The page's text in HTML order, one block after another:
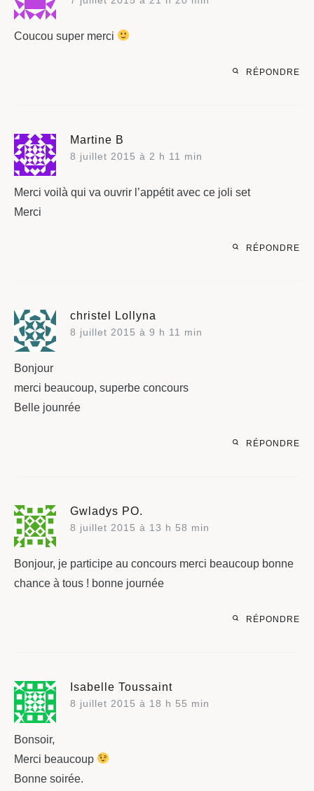
Coucou super merci
RÉPONDRE
Martine B
8 juillet 2015 à 2 h 11 min
Merci voilà qui va ouvrir l’appétit avec ce joli set
Merci
RÉPONDRE
christel Lollyna
8 juillet 2015 à 9 h 11 min
Bonjour
merci beaucoup, superbe concours
Belle jounrée
RÉPONDRE
Gwladys PO.
8 juillet 2015 à 13 h 58 min
Bonjour, je participe au concours merci beaucoup bonne
chance à tous ! bonne journée
RÉPONDRE
Isabelle Toussaint
8 juillet 2015 à 18 h 55 min
Bonsoir,
Merci beaucoup
Bonne soirée.